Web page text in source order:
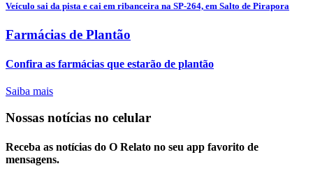
Veículo sai da pista e cai em ribanceira na SP-264, em Salto de Pirapora
Farmácias de Plantão
Confira as farmácias que estarão de plantão
Saiba mais
Nossas notícias no celular
Receba as notícias do O Relato no seu app favorito de
mensagens.